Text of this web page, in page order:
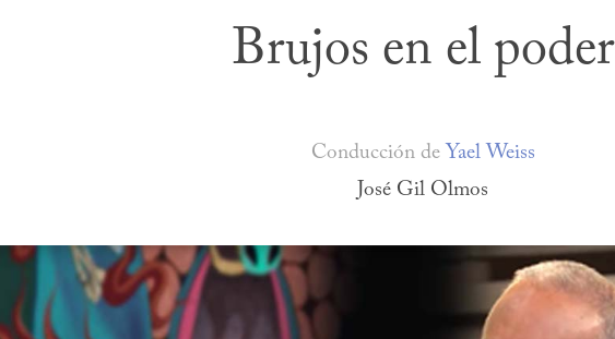
Brujos en el poder
Conducción de Yael Weiss
José Gil Olmos